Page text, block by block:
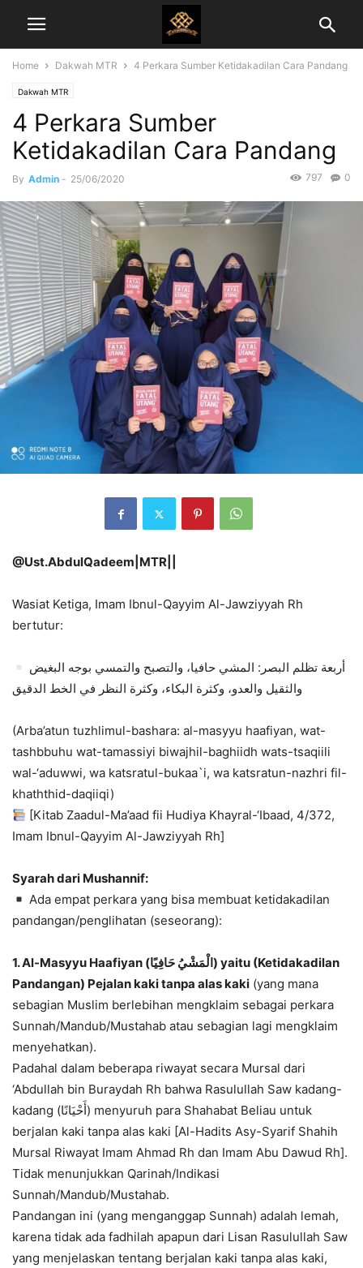
Home Dakwah MTR 4 Perkara Sumber Ketidakadilan Cara Pandang
Dakwah MTR
4 Perkara Sumber
Ketidakadilan Cara Pandang
By Admin - 25/06/2020 0
797
@Ust.AbdulQadeem|MTR||
Wasiat Ketiga, Imam Ibnul-Qayyim Al-Jawziyyah Rh
bertutur:
والثقيل والعدو، وكثرة البكاء، وكثرة النظر في الخط الدقيق
(Arba’atun tuzhlimul-bashara: al-masyyu haafiyan, wat-
tashbbuhu wat-tamassiyi biwajhil-baghiidh wats-tsaqiili
wal-‘aduwwi, wa katsratul-bukaa`i, wa katsratun-nazhri fil-
khaththid-daqiiqi)
[Kitab Zaadul-Ma’aad fii Hudiya Khayral-‘Ibaad, 4/372,
Imam Ibnul-Qayyim Al-Jawziyyah Rh]
Syarah dari Mushannif:
Ada empat perkara yang bisa membuat ketidakadilan
pandangan/penglihatan (seseorang):
1. Al-Masyyu Haafiyan (الْمَشْيُ حَافِيًا) yaitu (Ketidakadilan
Pandangan) Pejalan kaki tanpa alas kaki (yang mana
sebagian Muslim berlebihan mengklaim sebagai perkara
Sunnah/Mandub/Mustahab atau sebagian lagi mengklaim
menyehatkan).
Padahal dalam beberapa riwayat secara Mursal dari
‘Abdullah bin Buraydah Rh bahwa Rasulullah Saw kadang-
kadang (أَحْيَانًا) menyuruh para Shahabat Beliau untuk
berjalan kaki tanpa alas kaki [Al-Hadits Asy-Syarif Shahih
Mursal Riwayat Imam Ahmad Rh dan Imam Abu Dawud Rh].
Tidak menunjukkan Qarinah/Indikasi
Sunnah/Mandub/Mustahab.
Pandangan ini (yang menganggap Sunnah) adalah lemah,
karena tidak ada fadhilah apapun dari Lisan Rasulullah Saw
yang menjelaskan tentang berjalan kaki tanpa alas kaki,